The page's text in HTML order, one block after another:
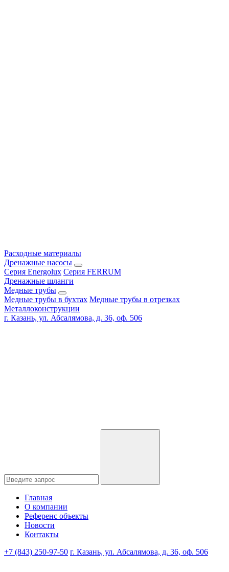
Расходные материалы
Дренажные насосы
Серия Energolux Серия FERRUM
Дренажные шланги
Медные трубы
Медные трубы в бухтах Медные трубы в отрезках
Металлоконструкции
г. Казань, ул. Абсалямова, д. 36, оф. 506
Главная
О компании
Референс объекты
Новости
Контакты
+7 (843) 250-97-50 г. Казань, ул. Абсалямова, д. 36, оф. 506